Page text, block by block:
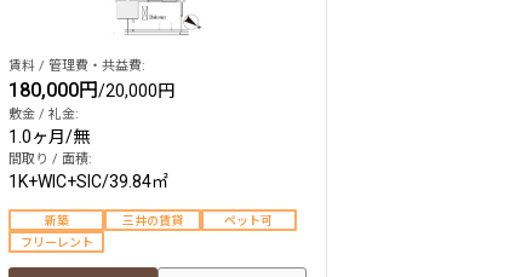
賃料 / 管理費・共益費:
180,000円/20,000円
敷金 / 礼金:
1.0ヶ月/無
間取り / 面積:
1K+WIC+SIC/39.84㎡
新築 三井の賃貸
ペット可
フリーレント